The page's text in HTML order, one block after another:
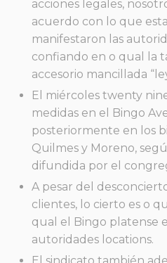
acciones legales,
acuerdo con lo que
manifestaron las
confiando en o qual la
accesorio mancillada
El miércoles twenty
medidas en el Bingo
posteriormente en los
Quilmes y Moreno,
difundida por el
A pesar del
clientes, lo cierto es o
qual el Bingo platense
autoridades locations.